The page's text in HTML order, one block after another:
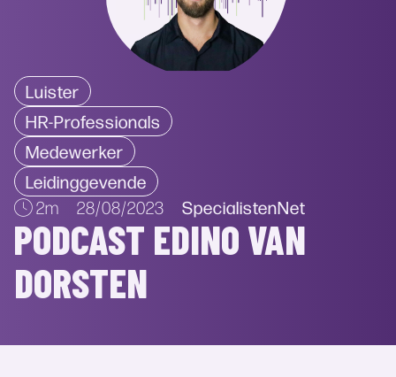
Luister
HR-Professionals
Medewerker
Leidinggevende
2m 28/08/2023 SpecialistenNet
PODCAST EDINO VAN
DORSTEN